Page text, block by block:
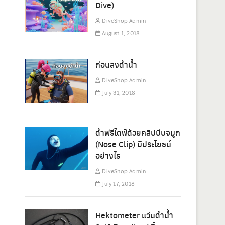
Dive)
DiveShop Admin
August 1, 2018
ก่อนลงดำน้ำ
DiveShop Admin
July 31, 2018
ดำฟรีไดฟ์ด้วยคลิปบีบจมูก
(Nose Clip) มีประโยชน์
อย่างไร
DiveShop Admin
July 17, 2018
Hektometer แว่นดำน้ำ